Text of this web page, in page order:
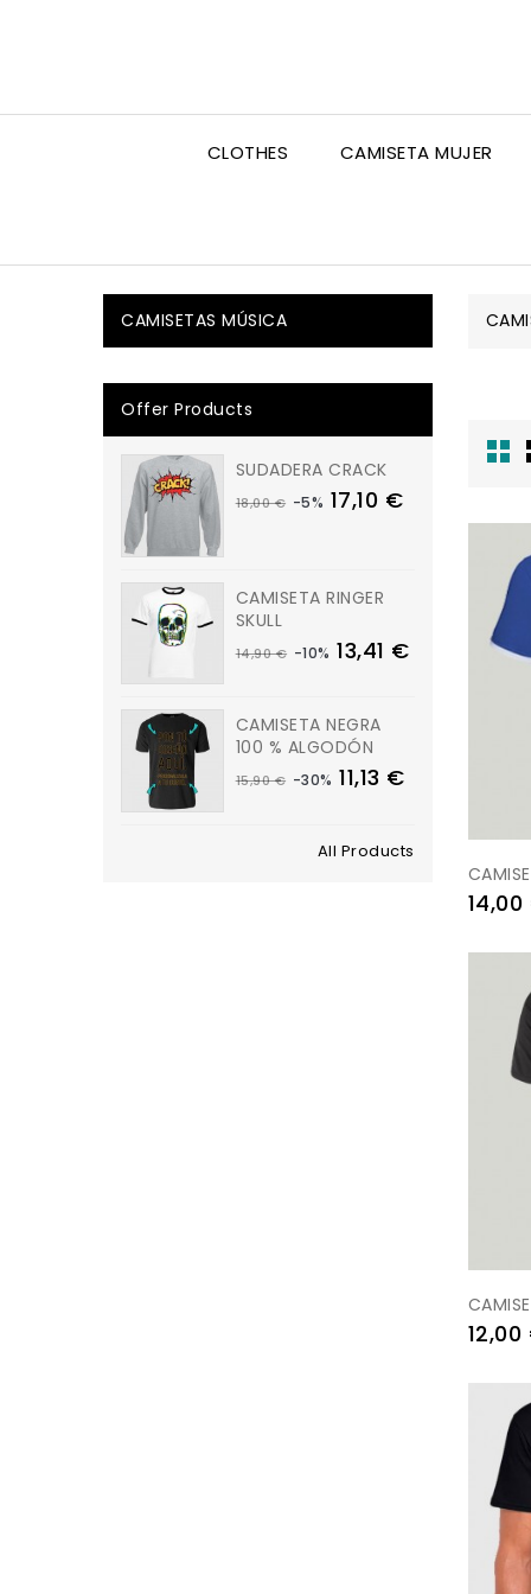
CLOTHES CAMISETA MUJER
CAMISETAS MÚSICA
Offer Products
SUDADERA CRACK
18,00 € -5% 17,10 €
CAMISETA RINGER
SKULL
14,90 € -10% 13,41 €
CAMISETA NEGRA
100 % ALGODÓN
15,90 € -30% 11,13 €
All Products
Preu
Preu